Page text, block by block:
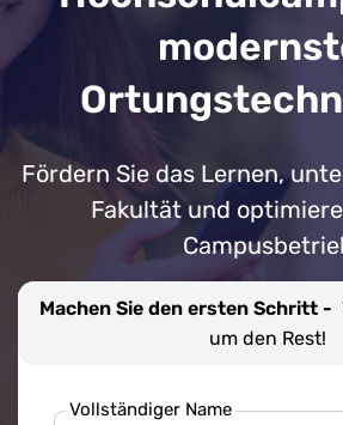
Fördern Sie das Lernen,
Fakultät und
Machen Sie den ersten Schritt -
um den Rest!
Vollständiger Name